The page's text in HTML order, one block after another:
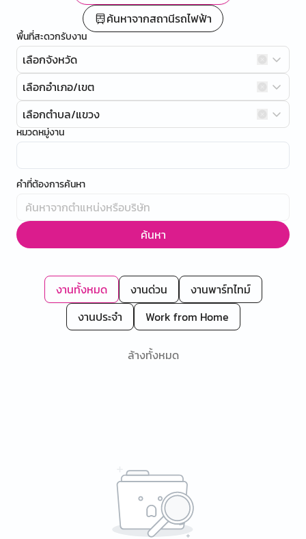
ค้นหาจากสถานีรถไฟฟ้า
พื้นที่สะดวกรับงาน
เลือกจังหวัด
เลือกอำเภอ/เขต
เลือกตำบล/แขวง
หมวดหมู่งาน
คำที่ต้องการค้นหา
ค้นหา
งานทั้งหมด งานด่วน
งานพาร์ทไทม์
งานประจำ
Work from Home
ล้างทั้งหมด